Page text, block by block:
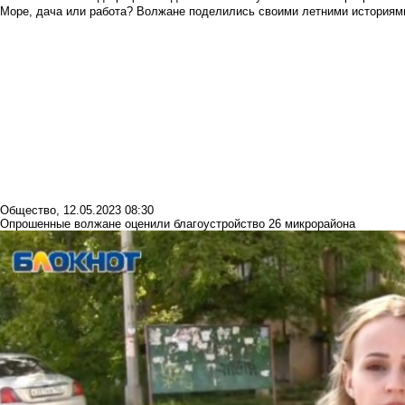
Море, дача или работа? Волжане поделились своими летними
Общество, 12.05.2023 08:30
Опрошенные волжане оценили благоустройство 26 микрорайона